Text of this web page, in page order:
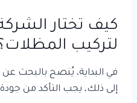
كيف تختار
لتركيب
في البداية، يُنصح بالبحث
إلى ذلك، يجب التأكد من